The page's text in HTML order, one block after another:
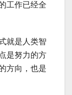
工作已经全
就是人类智
是努力的方
方向，也是